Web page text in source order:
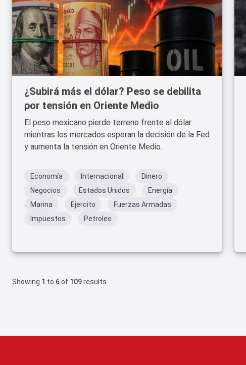
¿Subirá más el dólar? Peso se debilita
por tensión en Oriente Medio
El peso mexicano pierde terreno frente al dólar
mientras los mercados esperan la decisión de la Fed
y aumenta la tensión en Oriente Medio.
Economía Internacional
Dinero
Negocios
Estados Unidos
Energía
Marina
Ejercito
Fuerzas Armadas
Impuestos
Petroleo
Showing 1 to 6of 109results